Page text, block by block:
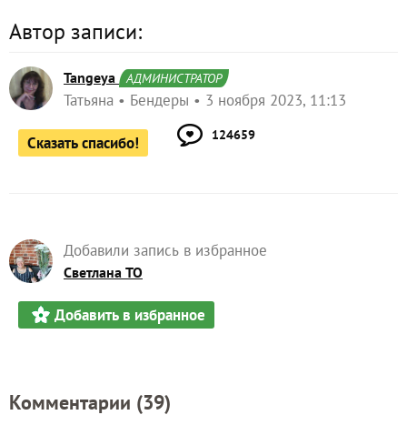
Автор записи:
Tangeya АДМИНИСТРАТОР
Татьяна Бендеры 3 ноября 2023, 11:13
Сказать спасибо! 124659
Добавили запись в избранное
Светлана ТО
Добавить в избранное
Комментарии (39)